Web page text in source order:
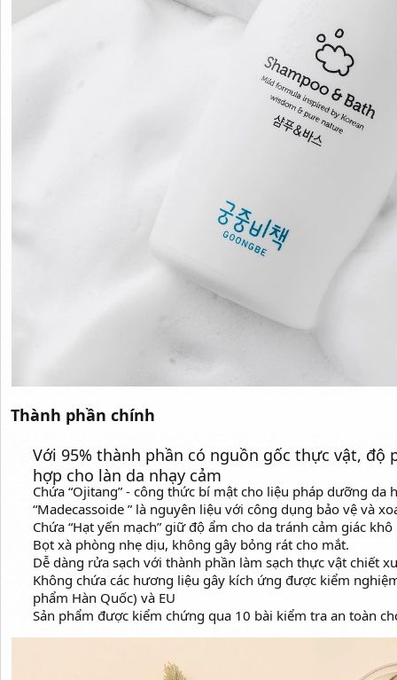
Thành phần chính
Với 95% thành phần có nguồn gốc thực vật,
hợp cho làn da nhạy cảm
Chứa “Ojitang” - công thức bí mật cho liệu pháp dưỡng da
“Madecassoide ” là nguyên liệu với công dụng bảo vệ và
Chứa “Hạt yến mạch” giữ độ ẩm cho da tránh cảm giác
Bọt xà phòng nhẹ dịu, không gây bỏng rát cho mắt.
Dễ dàng rửa sạch với thành phần làm sạch thực vật chiết
Không chứa các hương liệu gây kích ứng được kiểm
phẩm Hàn Quốc) và EU
Sản phẩm được kiểm chứng qua 10 bài kiểm tra an toàn